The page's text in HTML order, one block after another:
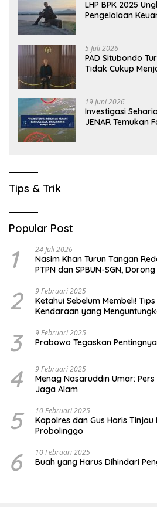
LHP BPK 2025
Pengelolaan
5 Juli 2026
PAD Situbondo
Tidak Cukup
19 Juni 2026
Investigasi
JENAR Temukan
Tips & Trik
Popular Post
1 24 Juli 2026
Nasim Khan Turun Tangan
PTPN dan SPBUN-SGN,
2 9 Februari 2025
Ketahui Sebelum Membeli!
Kendaraan yang
3 9 Februari 2025
Prabowo Tegaskan
4 9 Februari 2025
Menag Nasaruddin Umar:
Jaga Alam
5 10 Februari 2025
Kapolres dan Gus Haris
Probolinggo
6 10 Februari 2025
Buah yang Harus Dihindari